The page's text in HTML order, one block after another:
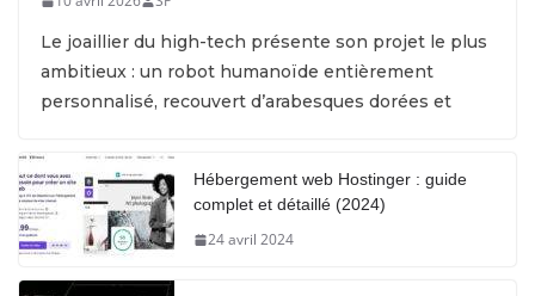
Le joaillier du high-tech présente son projet le plus
ambitieux : un robot humanoïde entièrement
personnalisé, recouvert d’arabesques dorées et
Hébergement web Hostinger : guide
complet et détaillé (2024)
24 avril 2024